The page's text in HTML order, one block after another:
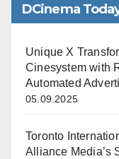
DCinema
Unique X
Cinesystem with
Automated
05.09.2025
Toronto
Alliance Media’s